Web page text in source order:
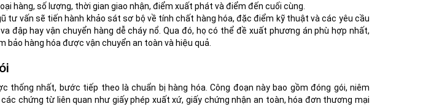
hàng, số lượng, thời gian giao nhận, điểm xuất phát và điểm đến cuối cùng.
tư vấn sẽ tiến hành khảo sát sơ bộ về tính chất hàng hóa, đặc điểm kỹ thuật và các yêu cầu
đập hay vận chuyển hàng dễ cháy nổ. Qua đó, họ có thể đề xuất phương án phù hợp nhất,
bảo hàng hóa được vận chuyển an toàn và hiệu quả.
thống nhất, bước tiếp theo là chuẩn bị hàng hóa. Công đoạn này bao gồm đóng gói, niêm
chứng từ liên quan như giấy phép xuất xứ, giấy chứng nhận an toàn, hóa đơn thương mại